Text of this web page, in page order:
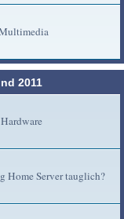
2011
Home Server tauglich?